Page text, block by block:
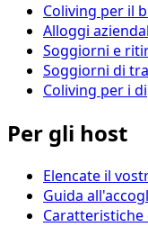
Coliving per il
Alloggi
Soggiorni e
Soggiorni di
Coliving per i
Per gli host
Elencate il
Guida